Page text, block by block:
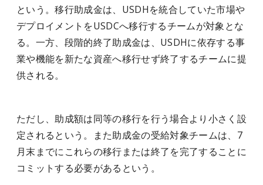
という。移行助成金は、USDHを統合していた市場や
デプロイメントをUSDCへ移行するチームが対象とな
る。一方、段階的終了助成金は、USDHに依存する事
業や機能を新たな資産へ移行せず終了するチームに提
供される。
ただし、助成額は同等の移行を行う場合より小さく設
定されるという。また助成金の受給対象チームは、7
月末までにこれらの移行または終了を完了することに
コミットする必要があるという。